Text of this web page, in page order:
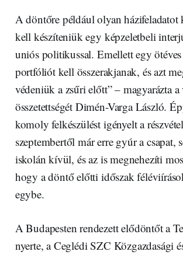
A döntőre például olyan házifeladatot
kell készíteniük egy képzeletbeli
uniós politikussal. Emellett egy ötéves
portfóliót kell összerakjanak, és azt
védeniük a zsűri előtt” – magyarázta a
összetettségét Dimén-Varga László.
komoly felkészülést igényelt a
szeptembertől már erre gyúr a csapat,
iskolán kívül, és az is megnehezíti
hogy a döntő előtti időszak
egybe.
A Budapesten rendezett elődöntőt a
nyerte, a Ceglédi SZC Közgazdasági